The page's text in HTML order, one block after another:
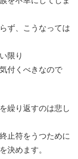
ず、こうなっては
限り
付くべきなので
繰り返すのは悲し
止符をうつために
決めます。